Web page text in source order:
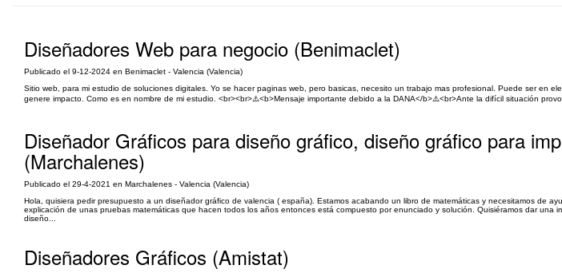
Diseñadores Web para negocio (Benimaclet)
Publicado el 9-12-2024 en Benimaclet - Valencia (Valencia)
Sitio web, para mi estudio de soluciones digitales. Yo se hacer paginas web, pero basicas, necesito un trabajo mas profesional. Puede ser en
genere impacto. Como es en nombre de mi estudio. <br><br>⚠️<b>Mensaje importante debido a la DANA</b>⚠️<br>Ante la difícil situación
Diseñador Gráficos para diseño gráfico, diseño gráfico para
(Marchalenes)
Publicado el 29-4-2021 en Marchalenes - Valencia (Valencia)
Hola, quisiera pedir presupuesto a un diseñador gráfico de valencia ( españa). Estamos acabando un libro de matemáticas y necesitamos de
explicación de unas pruebas matemáticas que hacen todos los años entonces está compuesto por enunciado y solución. Quisiéramos dar una
diseño...
Diseñadores Gráficos (Amistat)